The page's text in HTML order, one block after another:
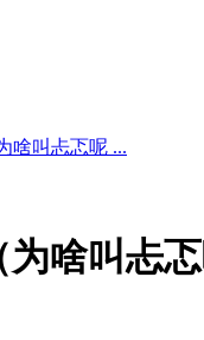
啥叫忐忑呢 ...
啥叫忐